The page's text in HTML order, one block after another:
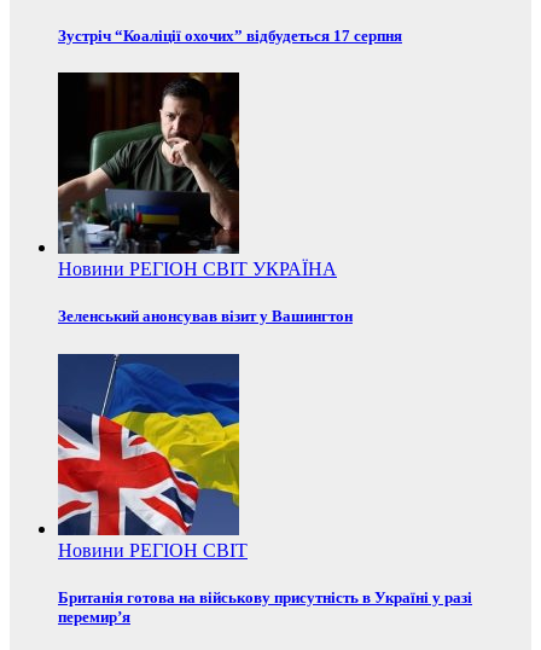
Зустріч “Коаліції охочих” відбудеться 17 серпня
Новини РЕГІОН СВІТ УКРАЇНА
Зеленський анонсував візит у Вашингтон
Новини РЕГІОН СВІТ
Британія готова на військову присутність в Україні у разі
перемир’я